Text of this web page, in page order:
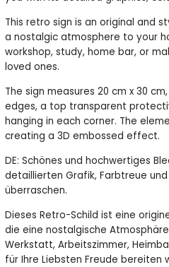
This retro sign is an original and
a nostalgic atmosphere to your
workshop, study, home bar, or
loved ones.
The sign measures 20 cm x 30
edges, a top transparent
hanging in each corner. The
creating a 3D embossed effect.
DE: Schönes und hochwertiges
detaillierten Grafik, Farbtreue
überraschen.
Dieses Retro-Schild ist eine
die eine nostalgische Atmosphäre
Werkstatt, Arbeitszimmer,
für Ihre Liebsten Freude bereiten